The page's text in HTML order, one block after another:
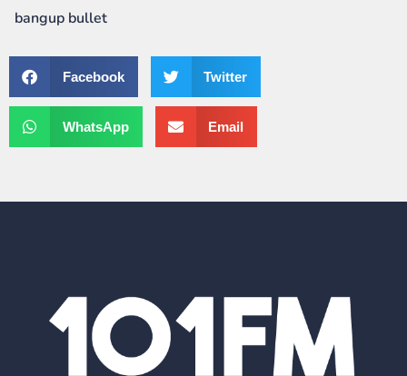
bangup bullet
Facebook Twitter
WhatsApp Email